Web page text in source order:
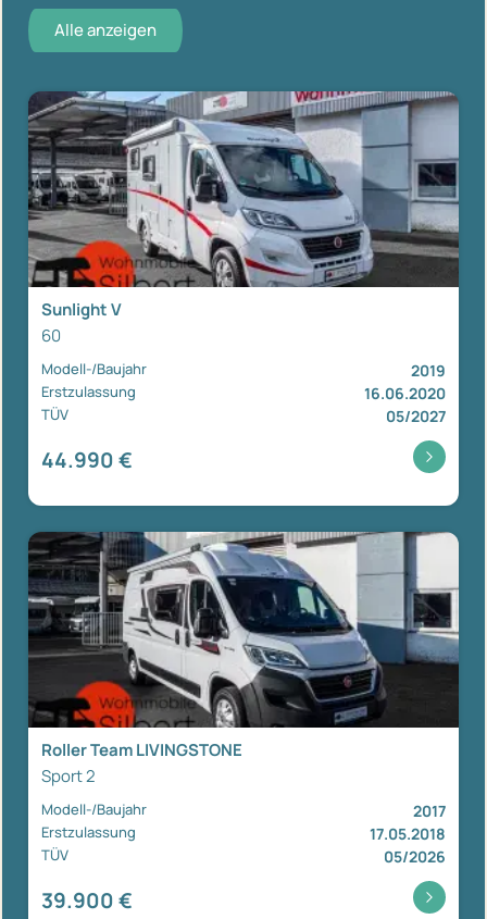
Alle anzeigen
Sunlight V
60
Modell-/Baujahr 2019
Erstzulassung 16.06.2020
TÜV 05/2027
44.990 €
Roller Team LIVINGSTONE
Sport 2
Modell-/Baujahr 2017
Erstzulassung 17.05.2018
TÜV 05/2026
39.900 €